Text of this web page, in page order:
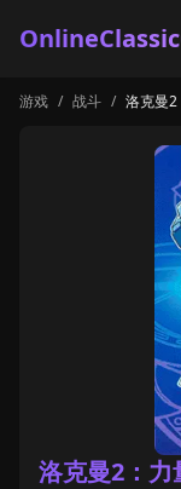
首页
游戏专题
游戏 / 战斗 / 洛克曼
洛克曼2：力